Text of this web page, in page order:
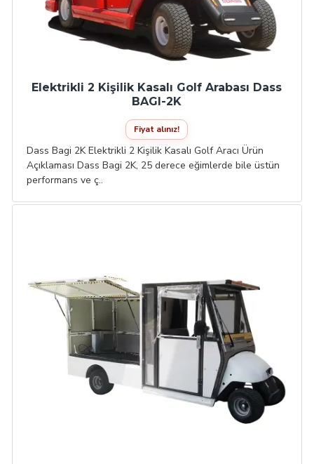
Fiyat alınız!
Elektrikli 2 Kişilik Kasalı Golf Arabası Dass
BAGI-2K
Dass Bagi 2K Elektrikli 2 Kişilik Kasalı Golf Aracı Ürün
Açıklaması Dass Bagi 2K, 25 derece eğimlerde bile üstün
performans ve ç..